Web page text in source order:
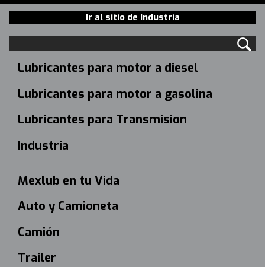
Ir al sitio de Industria
Lubricantes para motor a diesel
Lubricantes para motor a gasolina
Lubricantes para Transmision
Industria
Mexlub en tu Vida
Auto y Camioneta
Camión
Trailer